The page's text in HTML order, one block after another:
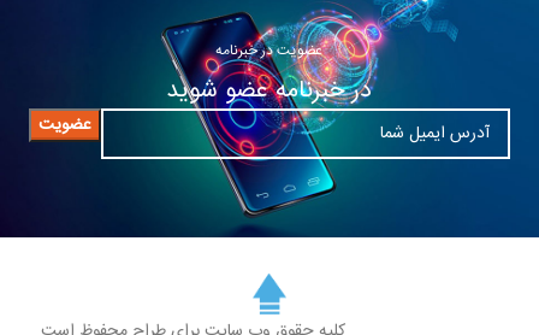
عضویت در خبرنامه
در خبرنامه عضو شوید